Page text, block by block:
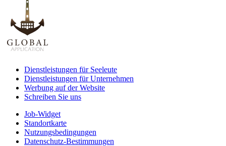
Dienstleistungen für Seeleute
Dienstleistungen für Unternehmen
Werbung auf der Website
Schreiben Sie uns
Job-Widget
Standortkarte
Nutzungsbedingungen
Datenschutz-Bestimmungen